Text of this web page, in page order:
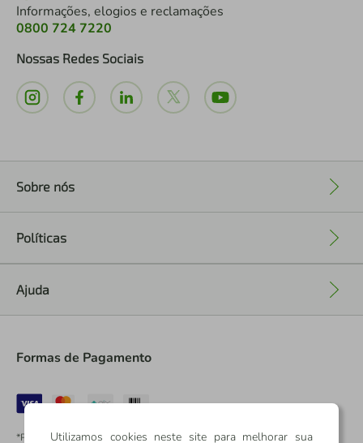
Informações, elogios e reclamações
0800 724 7220
Nossas Redes Sociais
Sobre nós
Políticas
Ajuda
Formas de Pagamento
*Pontos dos Cartões Sicredi
Utilizamos cookies neste site para melhorar sua